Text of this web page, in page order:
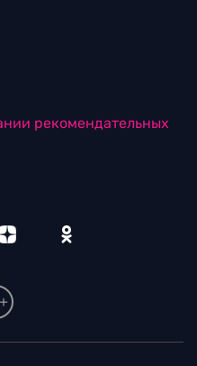
рекомендательных